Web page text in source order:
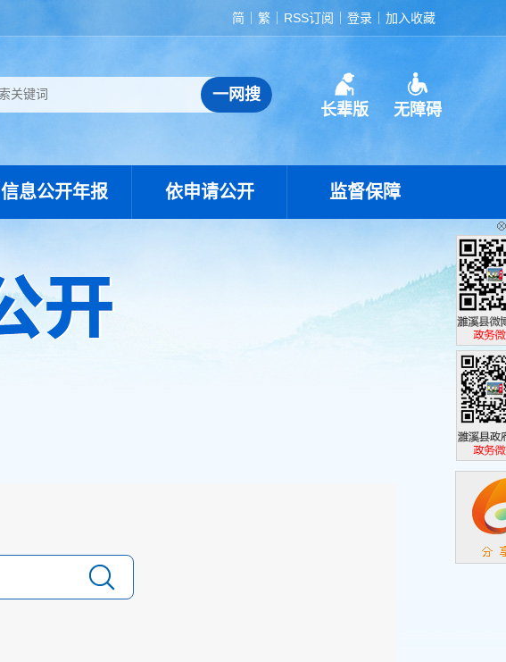
简 繁 RSS订阅 登录 加入收藏
长辈版 无障碍
信息公开年报 依申请公开 监督保障
濉溪县政
政务微博
濉溪县政
政务微信